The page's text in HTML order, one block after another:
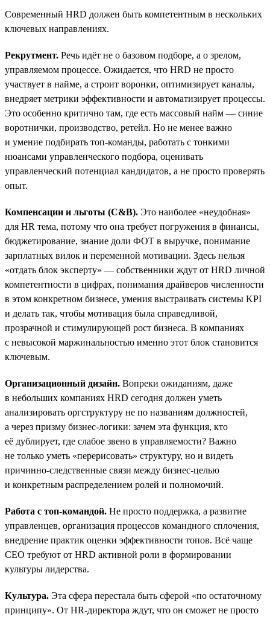
Современный HRD должен быть компетентным в нескольких
ключевых направлениях.
Рекрутмент. Речь идёт не о базовом подборе, а о зрелом,
управляемом процессе. Ожидается, что HRD не просто
участвует в найме, а строит воронки, оптимизирует каналы,
внедряет метрики эффективности и автоматизирует процессы.
Это особенно критично там, где есть массовый найм — синие
воротнички, производство, ретейл. Но не менее важно
и умение подбирать топ-команды, работать с тонкими
нюансами управленческого подбора, оценивать
управленческий потенциал кандидатов, а не просто проверять
опыт.
Компенсации и льготы (C&B). Это наиболее «неудобная»
для HR тема, потому что она требует погружения в финансы,
бюджетирование, знание доли ФОТ в выручке, понимание
зарплатных вилок и переменной мотивации. Здесь нельзя
«отдать блок эксперту» — собственники ждут от HRD личной
компетентности в цифрах, понимания драйверов численности
в этом конкретном бизнесе, умения выстраивать системы KPI
и делать так, чтобы мотивация была справедливой,
прозрачной и стимулирующей рост бизнеса. В компаниях
с невысокой маржинальностью именно этот блок становится
ключевым.
Организационный дизайн. Вопреки ожиданиям, даже
в небольших компаниях HRD сегодня должен уметь
анализировать оргструктуру не по названиям должностей,
а через призму бизнес-логики: зачем эта функция, кто
её дублирует, где слабое звено в управляемости? Важно
не только уметь «перерисовать» структуру, но и видеть
причинно-следственные связи между бизнес-целью
и конкретным распределением ролей и полномочий.
Работа с топ-командой. Не просто поддержка, а развитие
управленцев, организация процессов командного сплочения,
внедрение практик оценки эффективности топов. Всё чаще
СЕО требуют от HRD активной роли в формировании
культуры лидерства.
Культура. Эта сфера перестала быть сферой «по остаточному
принципу». От HR-директора ждут, что он сможет не просто